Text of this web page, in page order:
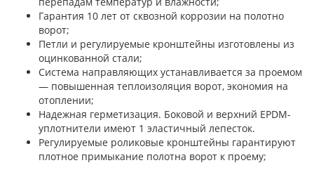
Гарантия 10 лет от сквозной коррозии на полотно
ворот;
Петли и регулируемые кронштейны изготовлены из
оцинкованной стали;
Система направляющих устанавливается за проемом
— повышенная теплоизоляция ворот, экономия на
отоплении;
Надежная герметизация. Боковой и верхний EPDM-
уплотнители имеют 1 эластичный лепесток.
Регулируемые роликовые кронштейны гарантируют
плотное примыкание полотна ворот к проему;